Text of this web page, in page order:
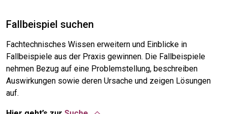
Fallbeispiel suchen
Fachtechnisches Wissen erweitern und Einblicke in
Fallbeispiele aus der Praxis gewinnen. Die Fallbeispiele
nehmen Bezug auf eine Problemstellung, beschreiben
Auswirkungen sowie deren Ursache und zeigen Lösungen
auf.